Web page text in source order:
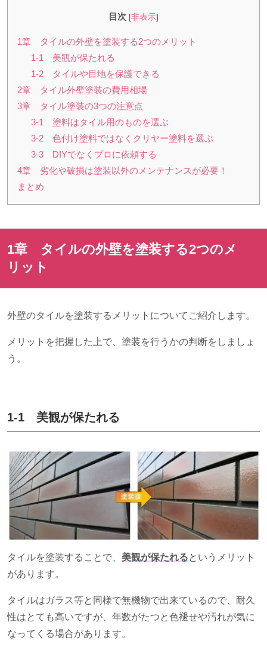
目次 [非表示]
1章 タイルの外壁を塗装する2つのメリット
1-1 美観が保たれる
1-2 タイルや目地を保護できる
2章 タイル外壁塗装の費用相場
3章 タイル塗装の3つの注意点
3-1 塗料はタイル用のものを選ぶ
3-2 色付け塗料ではなくクリヤー塗料を選ぶ
3-3 DIYでなくプロに依頼する
4章 劣化や破損は塗装以外のメンテナンスが必要！
まとめ
1章 タイルの外壁を塗装する2つのメ
リット
外壁のタイルを塗装するメリットについてご紹介します。
メリットを把握した上で、塗装を行うかの判断をしましょ
う。
1-1 美観が保たれる
タイルを塗装することで、 美観が保たれるというメリット
があります。
タイルはガラス等と同様で無機物で出来ているので、耐久
性はとても高いですが、年数がたつと色褪せや汚れが気に
なってくる場合があります。